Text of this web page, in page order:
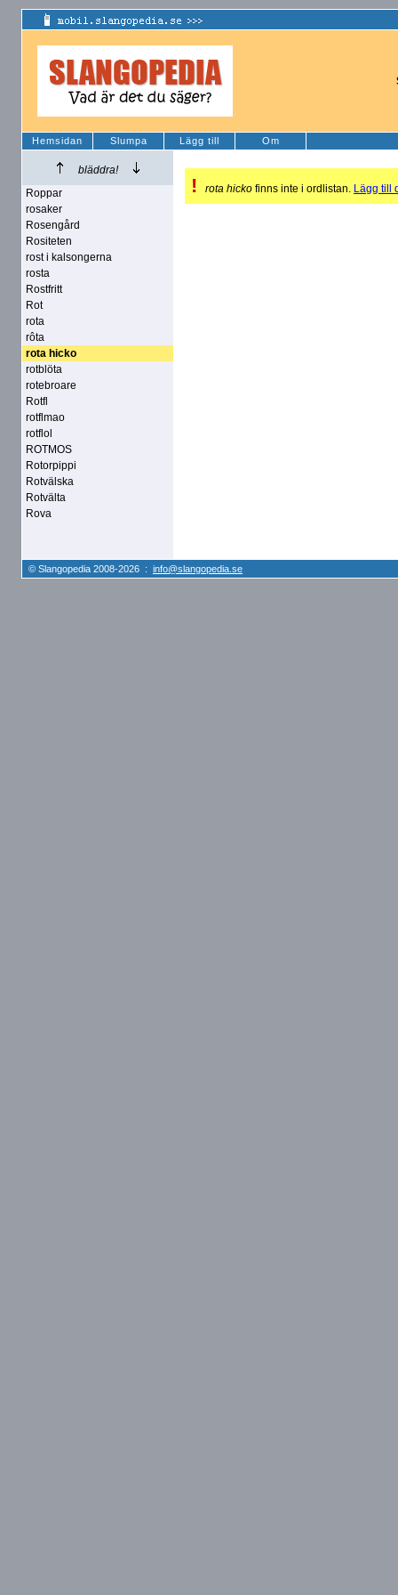
Hemsidan Slumpa Lägg till Om
bläddra!
Roppar
rosaker
Rosengård
Rositeten
rost i kalsongerna
rosta
Rostfritt
Rot
rota
rôta
rota hicko
rotblöta
rotebroare
Rotfl
rotflmao
rotflol
ROTMOS
Rotorpippi
Rotvälska
Rotvälta
Rova
! rota hicko finns inte i ordlistan. Lägg till
© Slangopedia 2008-2026 : info@slangopedia.se